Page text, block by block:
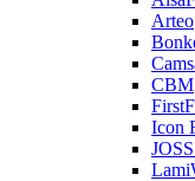
Arteo
CBM
Icon